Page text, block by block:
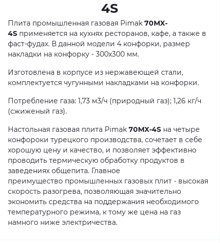
4S
Плита промышленная газовая Pimak 70MX-
4S применяется на кухнях ресторанов, кафе, а также в
фаст-фудах. В данной модели 4 конфорки, размер
накладки на конфорку - 300х300 мм.
Изготовлена в корпусе из нержавеющей стали,
комплектуется чугунными накладками на конфорки.
Потребление газа: 1,73 м3/ч (природный газ); 1,26 кг/ч
(сжиженый газ).
Настольная газовая плита Pimak 70MX-4S на четыре
конфороки турецкого производства, сочетает в себе
хорошую цену и качество, и позволяет эффективно
проводить термическую обработку продуктов в
заведениях общепита. Главное
преимущество промышленных газовых плит - высокая
скорость разогрева, позволяющая значительно
экономить средства на поддержания необходимого
температурного режима, к тому же цена на газ
намного ниже электричества.